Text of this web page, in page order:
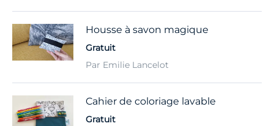
Housse à savon magique
Gratuit
Par Emilie Lancelot
Cahier de coloriage lavable
Gratuit